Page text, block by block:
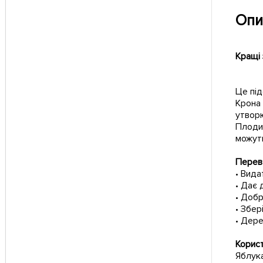
Кращі
Це
Крона
Плоди
•
• Дає
•
•
•